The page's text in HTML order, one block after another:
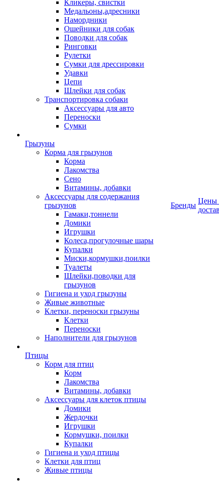
Кликеры, свистки
Медальоны,адресники
Намордники
Ошейники для собак
Поводки для собак
Ринговки
Рулетки
Сумки для дрессировки
Удавки
Цепи
Шлейки для собак
Транспортировка собаки
Аксессуары для авто
Переноски
Сумки
Грызуны
Корма для грызунов
Корма
Лакомства
Сено
Витамины, добавки
Аксессуары для содержания
грызунов
Гамаки,тоннели
Домики
Игрушки
Колеса,прогулочные шары
Купалки
Миски,кормушки,поилки
Туалеты
Шлейки,поводки для
грызунов
Гигиена и уход грызуны
Живые животные
Клетки, переноски грызуны
Клетки
Переноски
Наполнители для грызунов
Птицы
Корм для птиц
Корм
Лакомства
Витамины, добавки
Аксессуары для клеток птицы
Домики
Жердочки
Игрушки
Кормушки, поилки
Купалки
Гигиена и уход птицы
Клетки для птиц
Живые птицы
Бренды
Цены